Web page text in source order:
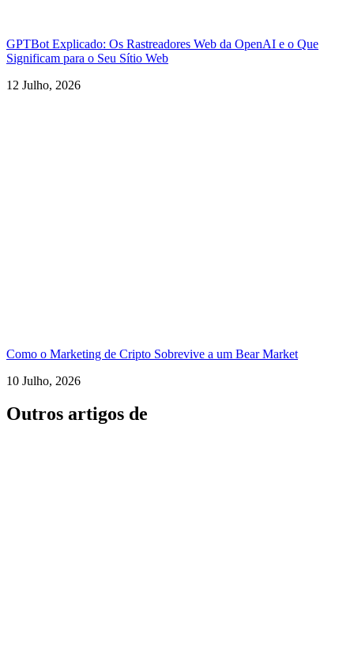
GPTBot Explicado: Os Rastreadores Web da OpenAI e o Que
Significam para o Seu Sítio Web
12 Julho, 2026
Como o Marketing de Cripto Sobrevive a um Bear Market
10 Julho, 2026
Outros artigos de